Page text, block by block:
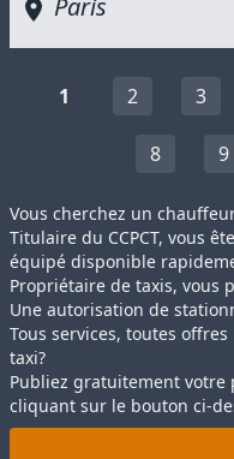
1 2 3
8 9
Vous cherchez un
Titulaire du CCPCT, vous
équipé disponible
Propriétaire de taxis, vous
Une autorisation de
Tous services, toutes
taxi?
Publiez gratuitement votre
cliquant sur le bouton ci-